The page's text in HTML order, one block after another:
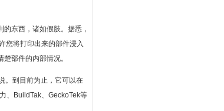
东西，诸如假肢。据悉，
您将打印出来的部件浸入
部件的内部情况。
。到目前为止，它可以在
、BuildTak、GeckoTek等